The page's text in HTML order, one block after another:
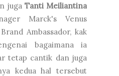
juga Tanti Meiliantina
Marck's Venus
Ambassador, kak
bagaimana ia
tetap cantik dan juga
kedua hal tersebut